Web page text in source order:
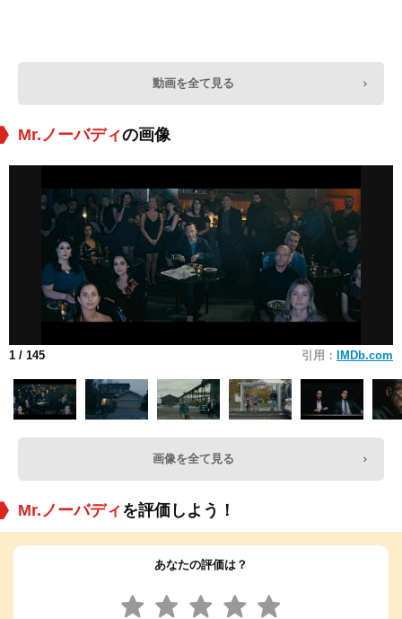
動画を全て見る
Mr.ノーバディの画像
1 / 145 引用： IMDb.com
画像を全て見る
Mr.ノーバディを評価しよう！
あなたの評価は？